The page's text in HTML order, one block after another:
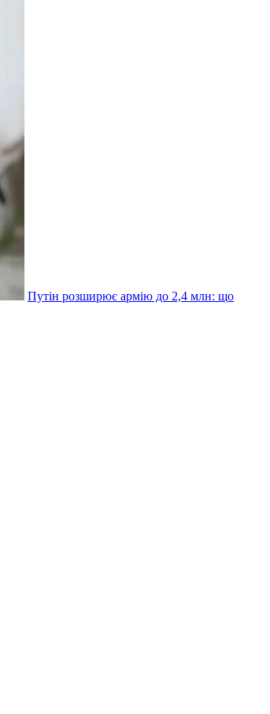
Путін розширює армію до 2,4 млн: що